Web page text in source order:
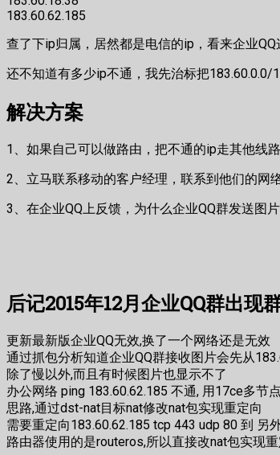
183.60.62.185
查了下ip归属，居然都是电信的ip，看来企业
还不知道有多少ip不通，我先治标把183.60.0.0/
解决方案
1、如果自己可以做路由，把不通的ip走其他线
2、立马联系移动的客户经理，联系到他们的网
3、在企业QQ上反馈，为什么企业QQ群发送图
后记2015年12月企业QQ群出
更新最新版企业QQ无效,换了一个网络还是无效
通过抓包分析知道企业QQ群接收图片会先从
除了慢以外,而且有时候图片也显示不了
办公网络 ping 183.60.62.185 不通, 用17ce多节
思路,通过dst-nat目标nat修改nat包实现重定向
需要重定向183.60.62.185 tcp 443 udp 80 到 另
路由器使用的是routeros,所以直接改nat包实现